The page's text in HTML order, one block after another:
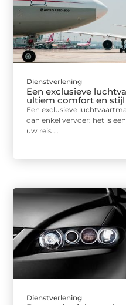
Dienstverlening
Een exclusieve
ultiem comfort en stijl
Een exclusieve
dan enkel vervoer: het is
uw reis ...
Dienstverlening